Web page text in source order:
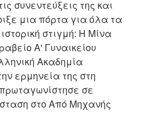
συνεντεύξεις της και
μια πόρτα για όλα τα
στιγμή: Η Μίνα
Α' Γυναικείου
Ακαδημία
ερμηνεία της στη
σε
στο Από Μηχανής